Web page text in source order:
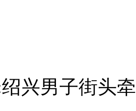
伤 肌腱被割断
释
拢组成联合战线
男子街头牵